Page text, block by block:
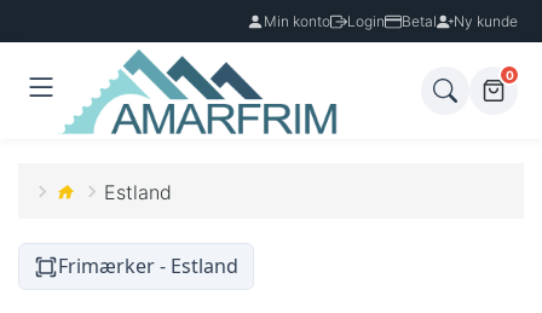
Min konto Login Betal Ny kunde
0
Estland
Frimærker - Estland